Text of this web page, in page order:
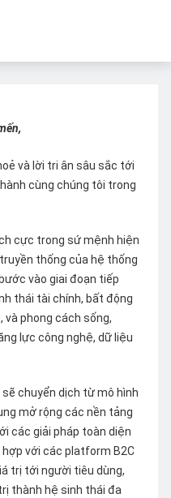
và lời tri ân sâu sắc tới
cùng chúng tôi trong
cực trong sứ mệnh hiện
thống của hệ thống
vào giai đoạn tiếp
thái tài chính, bất động
và phong cách sống,
lực công nghệ, dữ liệu
chuyển dịch từ mô hình
mở rộng các nền tảng
các giải pháp toàn diện
với các platform B2C
trị tới người tiêu dùng,
thành hệ sinh thái đa